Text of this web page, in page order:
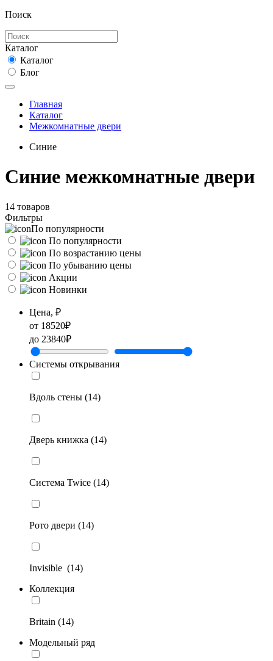
Поиск
Каталог
Каталог
Блог
Главная
Каталог
Межкомнатные двери
Синие
Синие межкомнатные двери
14 товаров
Фильтры
По популярности
По популярности
По возрастанию цены
По убыванию цены
Акции
Новинки
Цена, ₽
от 18520₽
до 23840₽
Системы открывания
Вдоль стены (14)
Дверь книжка (14)
Система Twice (14)
Рото двери (14)
Invisible (14)
Коллекция
Britain (14)
Модельный ряд